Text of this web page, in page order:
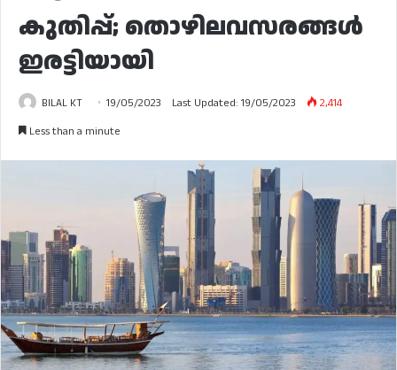
കുതിപ്പ്; തൊഴിലവസരങ്ങൾ
ഇരട്ടിയായി
BILAL KT 19/05/2023 Last Updated: 19/05/2023
2,414
Less than a minute